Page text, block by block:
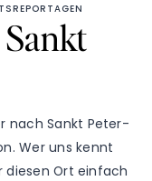
nach Sankt Peter-
Wer uns kennt
diesen Ort einfach